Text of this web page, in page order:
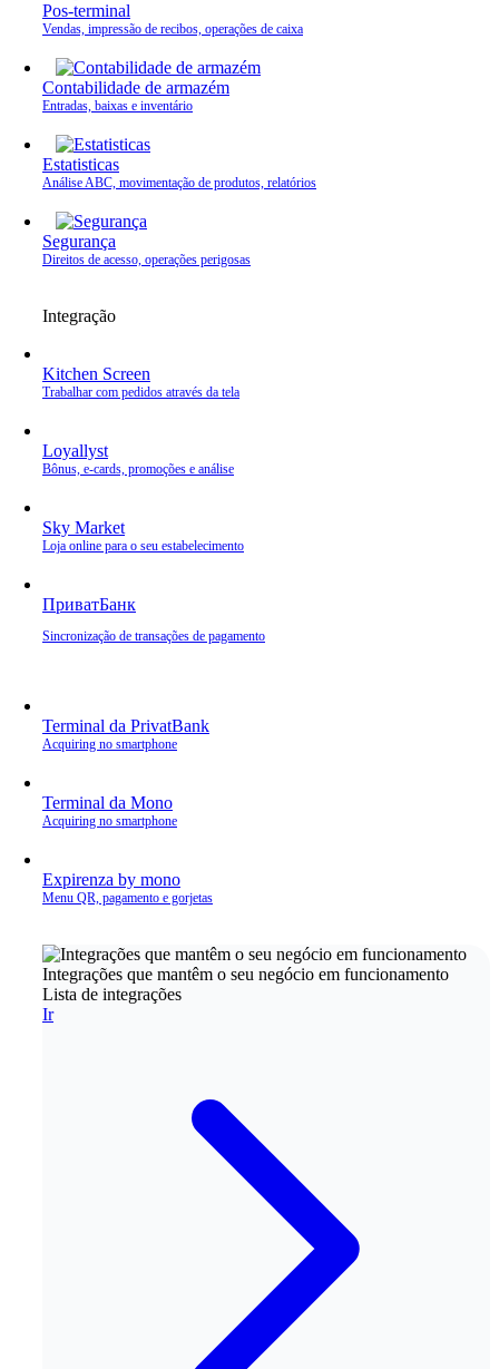
Pos-terminal
Vendas, impressão de recibos, operações de caixa
Contabilidade de armazém
Entradas, baixas e inventário
Estatisticas
Análise ABC, movimentação de produtos, relatórios
Segurança
Direitos de acesso, operações perigosas
Integração
Kitchen Screen
Trabalhar com pedidos através da tela
Loyallyst
Bônus, e‑cards, promoções e análise
Sky Market
Loja online para o seu estabelecimento
ПриватБанк
Sincronização de transações de pagamento
Terminal da PrivatBank
Acquiring no smartphone
Terminal da Mono
Acquiring no smartphone
Expirenza by mono
Menu QR, pagamento e gorjetas
Integrações que mantêm o seu negócio em funcionamento
Lista de integrações
Ir